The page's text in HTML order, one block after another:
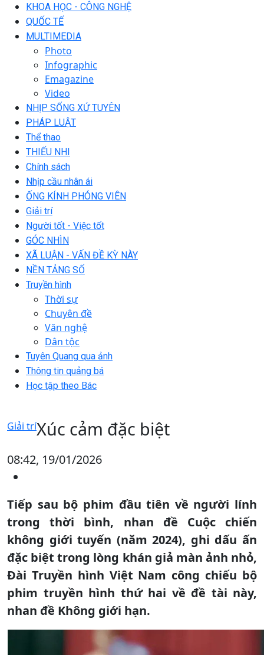
KHOA HỌC - CÔNG NGHỆ
QUỐC TẾ
MULTIMEDIA
Photo
Infographic
Emagazine
Video
NHỊP SỐNG XỨ TUYÊN
PHÁP LUẬT
Thể thao
THIẾU NHI
Chính sách
Nhịp cầu nhân ái
ỐNG KÍNH PHÓNG VIÊN
Giải trí
Người tốt - Việc tốt
GÓC NHÌN
XÃ LUẬN - VẤN ĐỀ KỲ NÀY
NỀN TẢNG SỐ
Truyền hình
Thời sự
Chuyên đề
Văn nghệ
Dân tộc
Tuyên Quang qua ảnh
Thông tin quảng bá
Học tập theo Bác
Giải tríXúc cảm đặc biệt
08:42, 19/01/2026
Tiếp sau bộ phim đầu tiên về người lính
trong thời bình, nhan đề Cuộc chiến
không giới tuyến (năm 2024), ghi dấu ấn
đặc biệt trong lòng khán giả màn ảnh nhỏ,
Đài Truyền hình Việt Nam công chiếu bộ
phim truyền hình thứ hai về đề tài này,
nhan đề Không giới hạn.